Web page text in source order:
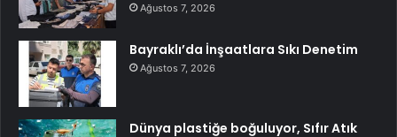
Ağustos 7, 2026
Bayraklı’da İnşaatlara Sıkı Denetim
Ağustos 7, 2026
Dünya plastiğe boğuluyor, Sıfır Atık